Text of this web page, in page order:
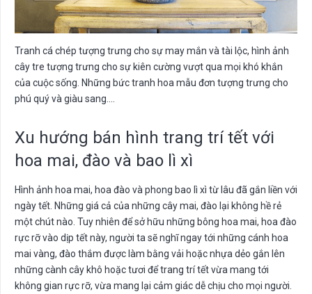
Tranh cá chép tượng trưng cho sự may mắn và tài lộc, hình ảnh
cây tre tượng trưng cho sự kiên cường vượt qua mọi khó khắn
của cuộc sống. Những bức tranh hoa mẫu đơn tượng trưng cho
phú quý và giàu sang….
Xu hướng bán hình trang trí tết với
hoa mai, đào và bao lì xì
Hình ảnh hoa mai, hoa đào và phong bao lì xì từ lâu đã gắn liền với
ngày tết. Những giá cả của những cây mai, đào lại không hề rẻ
một chút nào. Tuy nhiên để sở hữu những bông hoa mai, hoa đào
rực rỡ vào dịp tết này, người ta sẽ nghĩ ngay tới những cánh hoa
mai vàng, đào thắm được làm bằng vải hoặc nhựa dẻo gắn lên
những cành cây khô hoặc tươi để trang trí tết vừa mang tới
không gian rực rỡ, vừa mang lại cảm giác dễ chịu cho mọi người.